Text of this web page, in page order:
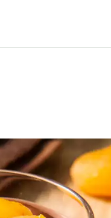
de Chocolate Sem Açúcar